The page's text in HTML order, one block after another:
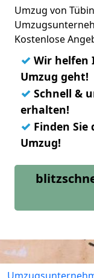
Umzug von
Kostenlose
✓ Wir helfen
Umzug geht!
✓ Schnell &
erhalten!
✓ Finden
Umzug!